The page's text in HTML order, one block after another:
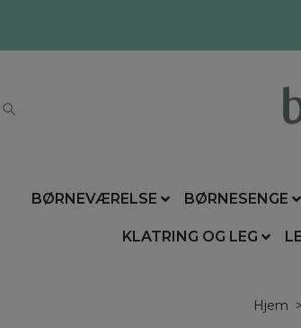
BØRNEVÆRELSE BØRNESENGE
KLATRING OG LEG
Hjem